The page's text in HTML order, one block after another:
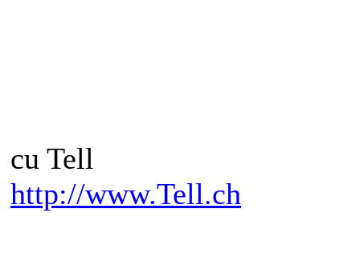
cu Tell
http://www.Tell.ch